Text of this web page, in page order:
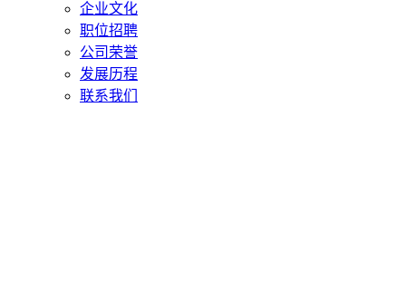
企业文化
职位招聘
公司荣誉
发展历程
联系我们